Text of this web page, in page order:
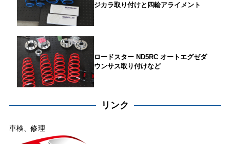
ジカラ取り付けと四輪アライメント
ロードスター ND5RC オートエグゼダ
ウンサス取り付けなど
リンク
車検、修理